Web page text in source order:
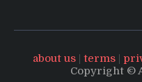
about us| terms|
Copyright ©